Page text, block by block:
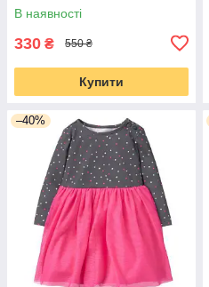
В наявності
330 ₴ 550 ₴
Купити
–40%